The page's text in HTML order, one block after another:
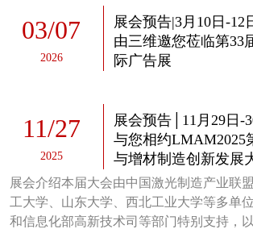
03/07
2026
展会预告|3月10日-12
由三维邀您莅临第33
际广告展
11/27
2025
展会预告│11月29日-
与您相约LMAM2025
与增材制造创新发展
展会介绍本届大会由中国激光制造产业联
工大学、山东大学、西北工业大学等多单
和信息化部高新技术司等部门特别支持，